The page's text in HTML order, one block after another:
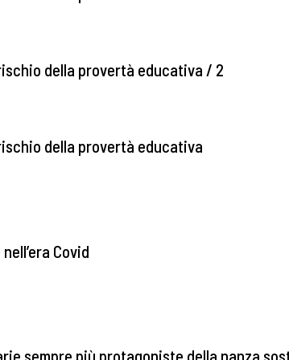
della provertà educativa / 2
della provertà educativa
Covid
sempre più protagoniste della nanza